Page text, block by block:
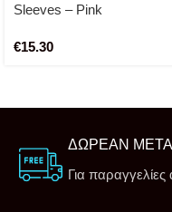
Sleeves – Pink
€15.30
ΔΩΡΕΑΝ
Για